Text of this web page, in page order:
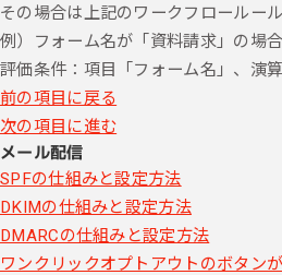
その場合は上記のワークフロールー
例）フォーム名が「資料請求」の場合
評価条件：項目「フォーム名」、演
前の項目に戻る
次の項目に進む
メール配信
SPFの仕組みと設定方法
DKIMの仕組みと設定方法
DMARCの仕組みと設定方法
ワンクリックオプトアウトのボタン